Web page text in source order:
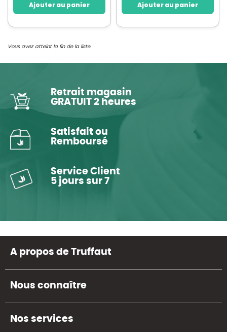
Ajouter au panier Ajouter au panier
Vous avez atteint la fin de la liste.
Retrait magasin
GRATUIT 2 heures
Satisfait ou
Remboursé
Service Client
5 jours sur 7
A propos de Truffaut
Nous connaître
Nos services